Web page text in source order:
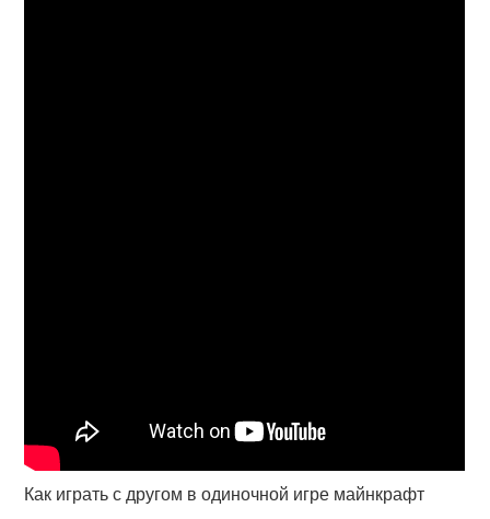
Как играть с другом в одиночной игре майнкрафт